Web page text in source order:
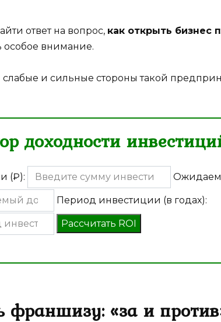
ответ на вопрос, как открыть бизнес
особое внимание.
и сильные стороны такой
доходности
(₽):
Период инвестиции (в годах):
Рассчитать ROI
франшизу: «за и